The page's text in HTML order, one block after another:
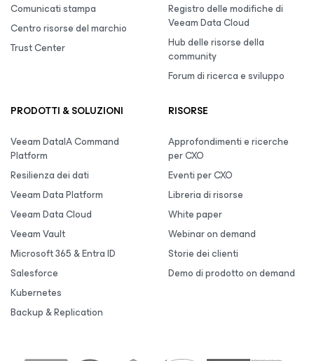
Comunicati stampa
Centro risorse del marchio
Trust Center
Registro delle modifiche di
Veeam Data Cloud
Hub delle risorse della
community
Forum di ricerca e sviluppo
PRODOTTI & SOLUZIONI
Veeam DataIA Command
Platform
Resilienza dei dati
Veeam Data Platform
Veeam Data Cloud
Veeam Vault
Microsoft 365 & Entra ID
Salesforce
Kubernetes
Backup & Replication
RISORSE
Approfondimenti e ricerche
per CXO
Eventi per CXO
Libreria di risorse
White paper
Webinar on demand
Storie dei clienti
Demo di prodotto on demand